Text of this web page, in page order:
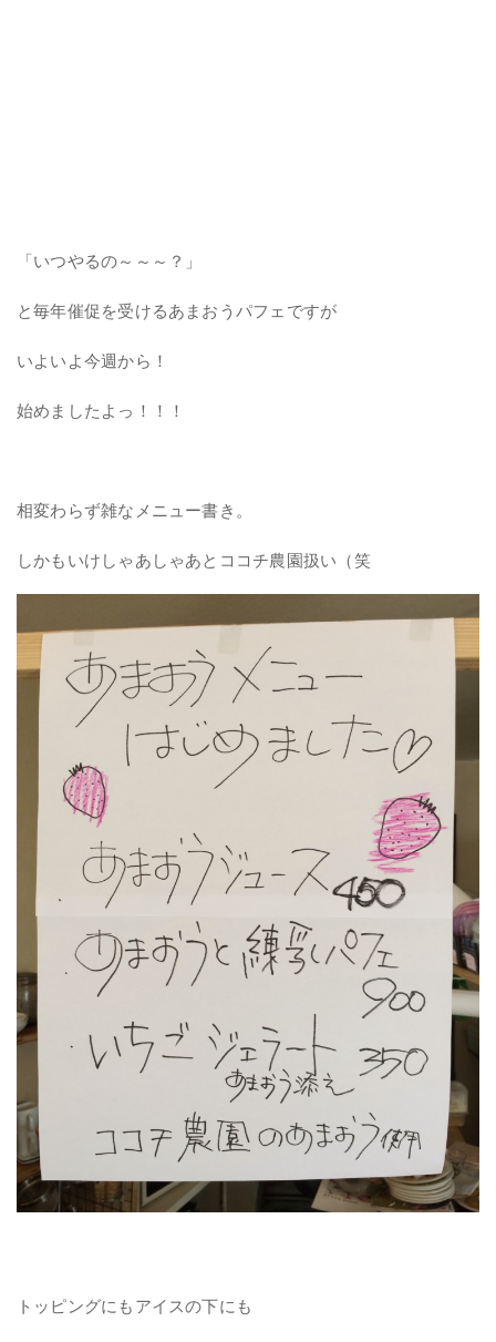
「いつやるの～～～？」
と毎年催促を受けるあまおうパフェですが
いよいよ今週から！
始めましたよっ！！！
相変わらず雑なメニュー書き。
しかもいけしゃあしゃあとココチ農園扱い（笑
トッピングにもアイスの下にも